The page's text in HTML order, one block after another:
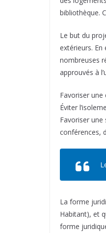
bibliothèque.
Le but du
extérieurs.
nombreuses
approuvés à
Favoriser une
Éviter
Favoriser une
conférences,
La forme
Habitant), et
forme